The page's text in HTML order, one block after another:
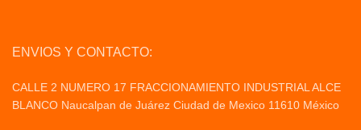
ENVIOS Y CONTACTO:
CALLE 2 NUMERO 17 FRACCIONAMIENTO INDUSTRIAL ALCE
BLANCO Naucalpan de Juárez Ciudad de Mexico 11610 México